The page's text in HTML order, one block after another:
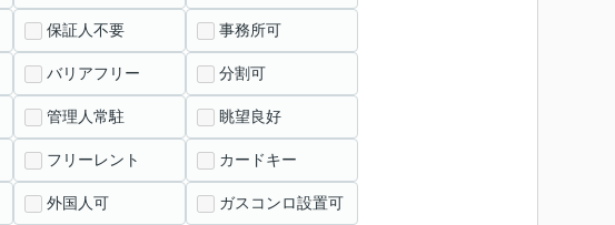
保証人不要 事務所可
バリアフリー 分割可
管理人常駐 眺望良好
フリーレント カードキー
外国人可 ガスコンロ設置可